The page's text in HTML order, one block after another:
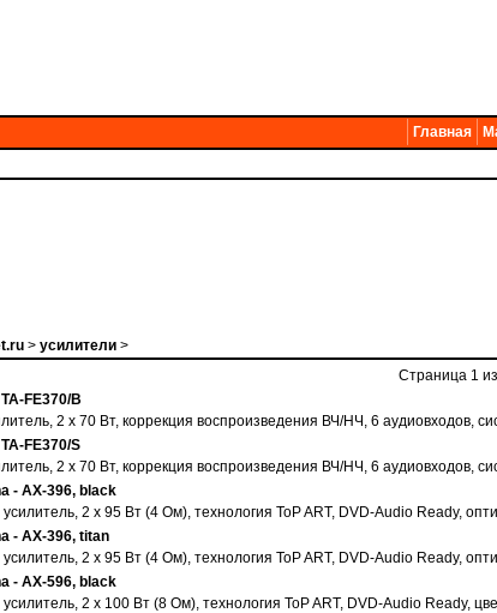
Главная
> усилители >
Страница 1
FE370/B
2 х 70 Вт, коррекция воспроизведения ВЧ/НЧ, 6 аудиовходов,
FE370/S
2 х 70 Вт, коррекция воспроизведения ВЧ/НЧ, 6 аудиовходов,
- AX-396, black
2 х 95 Вт (4 Ом), технология ToP ART, DVD-Audio Ready,
- AX-396, titan
2 х 95 Вт (4 Ом), технология ToP ART, DVD-Audio Ready,
- AX-596, black
2 х 100 Вт (8 Ом), технология ToP ART, DVD-Audio Ready,